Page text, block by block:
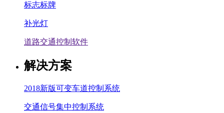
标志标牌
补光灯
道路交通控制软件
解决方案
2018新版可变车道控制系统
交通信号集中控制系统